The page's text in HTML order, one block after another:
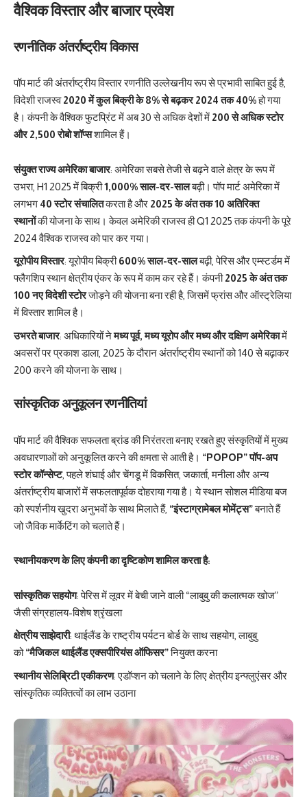
वैश्विक विस्तार और बाजार प्रवेश
रणनीतिक अंतर्राष्ट्रीय विकास
पॉप मार्ट की अंतर्राष्ट्रीय विस्तार रणनीति उल्लेखनीय रूप से प्रभावी साबित हुई है,
विदेशी राजस्व2020 में कुल बिक्री के 8% से बढ़कर 2024 तक 40%हो गया
है। कंपनी के वैश्विक फुटप्रिंट में अब 30 से अधिक देशों में 200 से अधिक स्टोर
और 2,500 रोबो शॉप्सशामिल हैं।
संयुक्त राज्य अमेरिका बाजार: अमेरिका सबसे तेजी से बढ़ने वाले क्षेत्र के रूप में
उभरा, H1 2025 में बिक्री1,000% साल-दर-सालबढ़ी। पॉप मार्ट अमेरिका में
लगभग 40 स्टोर संचालितकरता है और 2025 के अंत तक 10 अतिरिक्त
स्थानोंकी योजना के साथ। केवल अमेरिकी राजस्व ही Q1 2025 तक कंपनी के पूरे
2024 वैश्विक राजस्व को पार कर गया।
यूरोपीय विस्तार: यूरोपीय बिक्री600% साल-दर-सालबढ़ी, पेरिस और एम्स्टर्डम में
फ्लैगशिप स्थान क्षेत्रीय एंकर के रूप में काम कर रहे हैं। कंपनी2025 के अंत तक
100 नए विदेशी स्टोरजोड़ने की योजना बना रही है, जिसमें फ्रांस और ऑस्ट्रेलिया
में विस्तार शामिल है।
उभरते बाजार: अधिकारियों नेमध्य पूर्व, मध्य यूरोप और मध्य और दक्षिण अमेरिकामें
अवसरों पर प्रकाश डाला, 2025 के दौरान अंतर्राष्ट्रीय स्थानों को 140 से बढ़ाकर
200 करने की योजना के साथ।
सांस्कृतिक अनुकूलन रणनीतियां
पॉप मार्ट की वैश्विक सफलता ब्रांड की निरंतरता बनाए रखते हुए संस्कृतियों में मुख्य
अवधारणाओं को अनुकूलित करने की क्षमता से आती है। “POPOP” पॉप-अप
स्टोर कॉन्सेप्ट, पहले शंघाई और चेंगडू में विकसित, जकार्ता, मनीला और अन्य
अंतर्राष्ट्रीय बाजारों में सफलतापूर्वक दोहराया गया है। ये स्थान सोशल मीडिया बज
को स्पर्शनीय खुदरा अनुभवों के साथ मिलाते हैं, “इंस्टाग्रामेबल मोमेंट्स”बनाते हैं
जो जैविक मार्केटिंग को चलाते हैं।
स्थानीयकरण के लिए कंपनी का दृष्टिकोण शामिल करता है:
सांस्कृतिक सहयोग: पेरिस में लूवर में बेची जाने वाली “लाबुबु की कलात्मक खोज”
जैसी संग्रहालय-विशेष श्रृंखला
क्षेत्रीय साझेदारी: थाईलैंड के राष्ट्रीय पर्यटन बोर्ड के साथ सहयोग, लाबुबु
को“मैजिकल थाईलैंड एक्सपीरियंस ऑफिसर”नियुक्त करना
स्थानीय सेलिब्रिटी एकीकरण: एडॉप्शन को चलाने के लिए क्षेत्रीय इन्फ्लुएंसर और
सांस्कृतिक व्यक्तित्वों का लाभ उठाना